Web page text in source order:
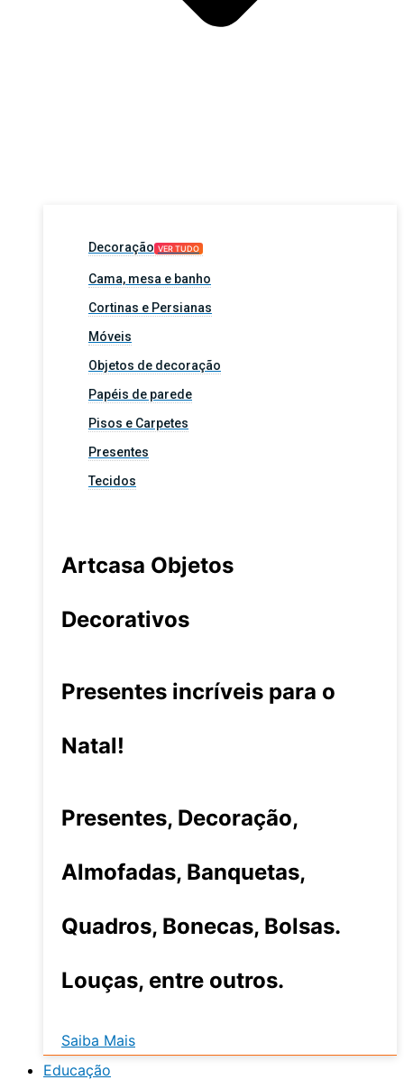
Decoração VER TUDO
Cama, mesa e banho
Cortinas e Persianas
Móveis
Objetos de decoração
Papéis de parede
Pisos e Carpetes
Presentes
Tecidos
Artcasa Objetos
Decorativos
Presentes incríveis para o
Natal!
Presentes, Decoração,
Almofadas, Banquetas,
Quadros, Bonecas, Bolsas.
Louças, entre outros.
Saiba Mais
Educação